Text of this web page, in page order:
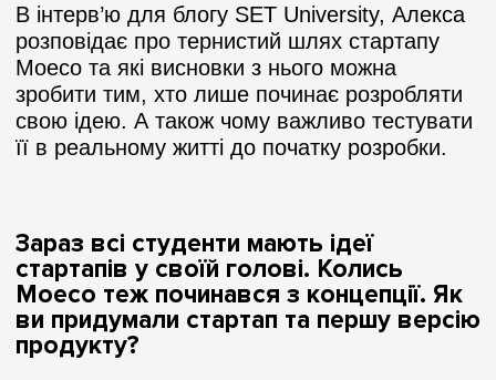
В інтерв’ю для блогу SET University, Алекса
розповідає про тернистий шлях стартапу
Moeco та які висновки з нього можна
зробити тим, хто лише починає розробляти
свою ідею. А також чому важливо тестувати
її в реальному житті до початку розробки.
Зараз всі студенти мають ідеї
стартапів у своїй голові. Колись
Moeco теж починався з концепції. Як
ви придумали стартап та першу версію
продукту?